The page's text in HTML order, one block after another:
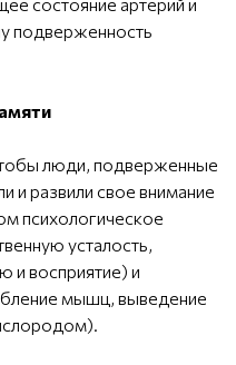
подверженность
люди, подверженные
и развили свое внимание
психологическое
усталость,
и восприятие) и
мышц, выведение